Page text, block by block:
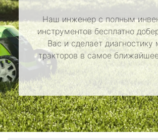
Наш инженер с полным
инструментов бесплатно
Вас и сделает диагностику
тракторов в самое